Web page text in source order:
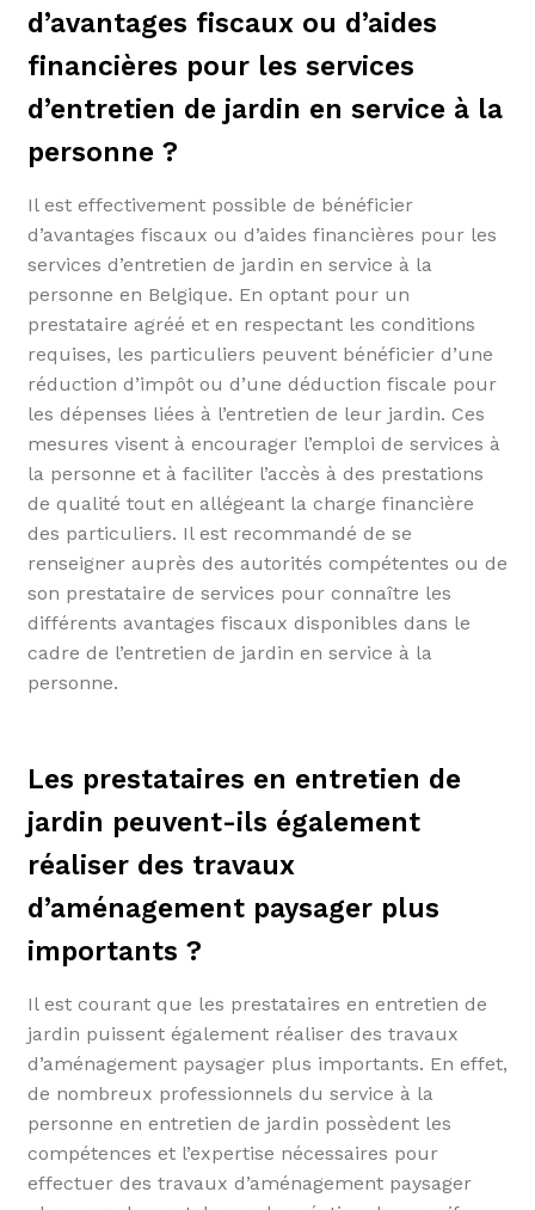
d’avantages fiscaux ou d’aides
financières pour les services
d’entretien de jardin en service à la
personne ?
Il est effectivement possible de bénéficier
d’avantages fiscaux ou d’aides financières pour les
services d’entretien de jardin en service à la
personne en Belgique. En optant pour un
prestataire agréé et en respectant les conditions
requises, les particuliers peuvent bénéficier d’une
réduction d’impôt ou d’une déduction fiscale pour
les dépenses liées à l’entretien de leur jardin. Ces
mesures visent à encourager l’emploi de services à
la personne et à faciliter l’accès à des prestations
de qualité tout en allégeant la charge financière
des particuliers. Il est recommandé de se
renseigner auprès des autorités compétentes ou de
son prestataire de services pour connaître les
différents avantages fiscaux disponibles dans le
cadre de l’entretien de jardin en service à la
personne.
Les prestataires en entretien de
jardin peuvent-ils également
réaliser des travaux
d’aménagement paysager plus
importants ?
Il est courant que les prestataires en entretien de
jardin puissent également réaliser des travaux
d’aménagement paysager plus importants. En effet,
de nombreux professionnels du service à la
personne en entretien de jardin possèdent les
compétences et l’expertise nécessaires pour
effectuer des travaux d’aménagement paysager